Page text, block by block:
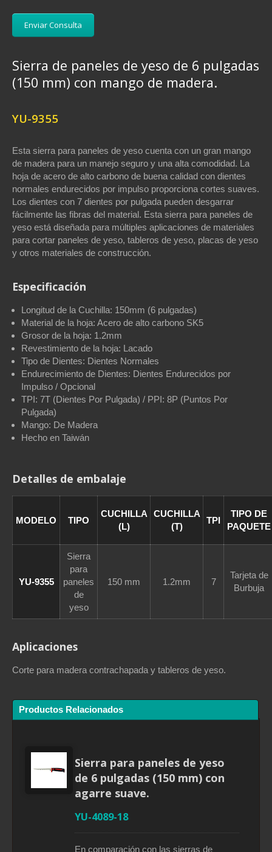
Enviar Consulta
Sierra de paneles de yeso de 6 pulgadas
(150 mm) con mango de madera.
YU-9355
Esta sierra para paneles de yeso cuenta con un gran mango
de madera para un manejo seguro y una alta comodidad. La
hoja de acero de alto carbono de buena calidad con dientes
normales endurecidos por impulso proporciona cortes suaves.
Los dientes con 7 dientes por pulgada pueden desgarrar
fácilmente las fibras del material. Esta sierra para paneles de
yeso está diseñada para múltiples aplicaciones de materiales
para cortar paneles de yeso, tableros de yeso, placas de yeso
y otros materiales de construcción.
Especificación
Longitud de la Cuchilla: 150mm (6 pulgadas)
Material de la hoja: Acero de alto carbono SK5
Grosor de la hoja: 1.2mm
Revestimiento de la hoja: Lacado
Tipo de Dientes: Dientes Normales
Endurecimiento de Dientes: Dientes Endurecidos por
Impulso / Opcional
TPI: 7T (Dientes Por Pulgada) / PPI: 8P (Puntos Por
Pulgada)
Mango: De Madera
Hecho en Taiwán
Detalles de embalaje
MODELO TIPO
CUCHILLA
(L)
CUCHILLA
(T)
TPI
TIPO DE
PAQUETE
YU-9355
Sierra
para
paneles
de
yeso
150 mm 1.2mm 7
Tarjeta de
Burbuja
Aplicaciones
Corte para madera contrachapada y tableros de yeso.
Productos Relacionados
Sierra para paneles de yeso
de 6 pulgadas (150 mm) con
agarre suave.
YU-4089-18
En comparación con las sierras de